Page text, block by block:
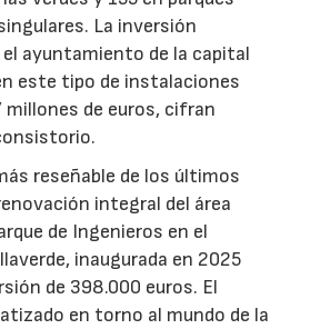
La inversión
el ayuntamiento de la capital
este tipo de instalaciones
millones de euros, cifran
reseñable de los últimos
integral del área
de Ingenieros en el
inaugurada en 2025
de 398.000 euros. El
en torno al mundo de la